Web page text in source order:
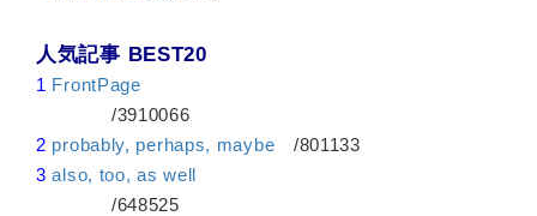
人気記事 BEST20
1 FrontPage
/3910066
2 probably, perhaps, maybe /801133
3 also, too, as well
/648525